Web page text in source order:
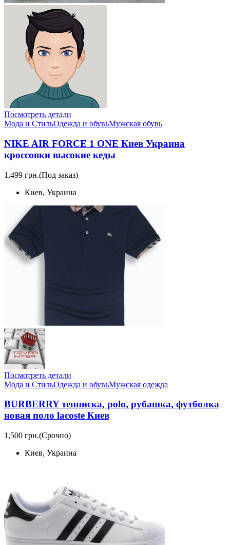
Посмотреть детали
Мода и СтильОдежда и обувьМужская обувь
NIKE AIR FORCE 1 ONE Киев Украина
кроссовки высокие кеды
1,499 грн.(Под заказ)
Киев, Украина
Посмотреть детали
Мода и СтильОдежда и обувьМужская одежда
BURBERRY тенниска, polo, рубашка, футболка
новая поло lacoste Киев
1,500 грн.(Срочно)
Киев, Украина